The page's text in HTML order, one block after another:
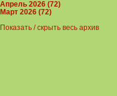
Апрель 2026 (72)
Март 2026 (72)
Показать / скрыть весь архив